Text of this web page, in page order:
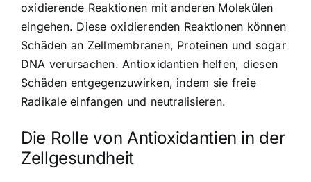
oxidierende Reaktionen mit anderen Molekülen
eingehen. Diese oxidierenden Reaktionen können
Schäden an Zellmembranen, Proteinen und sogar
DNA verursachen. Antioxidantien helfen, diesen
Schäden entgegenzuwirken, indem sie freie
Radikale einfangen und neutralisieren.
Die Rolle von Antioxidantien in der
Zellgesundheit